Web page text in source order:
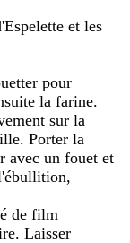
et les
pour
la farine.
sur la
Porter la
avec un fouet et
de film
Laisser